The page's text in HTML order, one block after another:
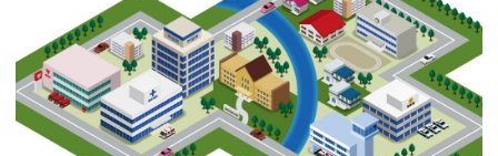
工事事例
メンテナンス会社
マンションメンテの無料相談